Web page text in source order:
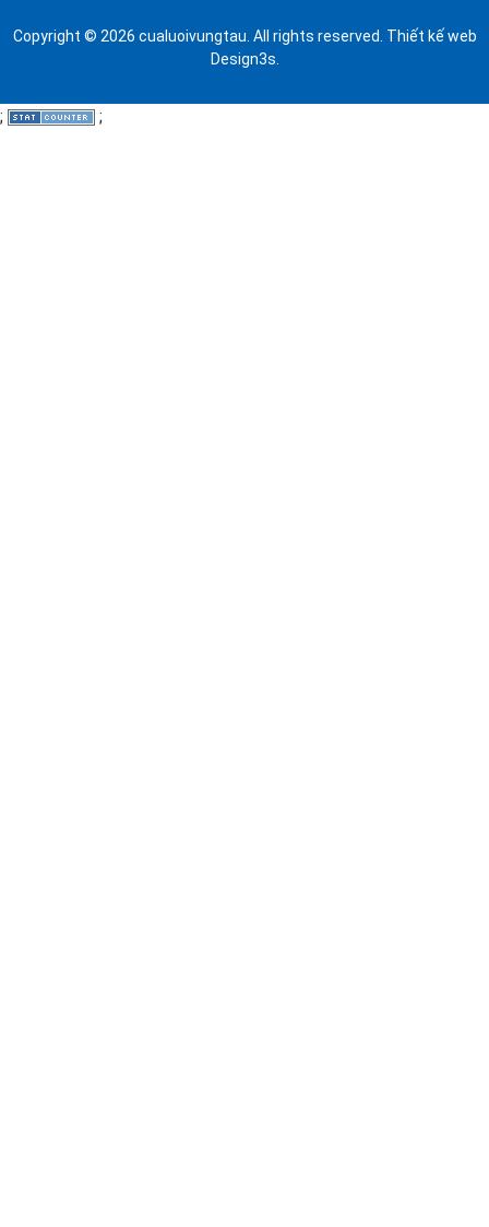
Copyright © 2026 cualuoivungtau. All rights reserved. Thiết kế web
Design3s
; ;